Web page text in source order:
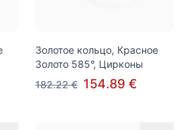
Золотое кольцо, Красное
Золото 585°, Цирконы
182.22 € 154.89 €